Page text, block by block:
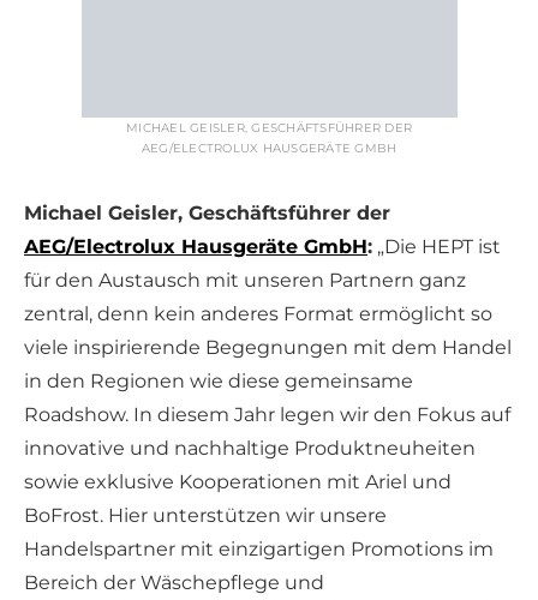
MICHAEL GEISLER, GESCHÄFTSFÜHRER DER
AEG/ELECTROLUX HAUSGERÄTE GMBH
Michael Geisler, Geschäftsführer der
AEG/Electrolux Hausgeräte GmbH: „Die HEPT ist
für den Austausch mit unseren Partnern ganz
zentral, denn kein anderes Format ermöglicht so
viele inspirierende Begegnungen mit dem Handel
in den Regionen wie diese gemeinsame
Roadshow. In diesem Jahr legen wir den Fokus auf
innovative und nachhaltige Produktneuheiten
sowie exklusive Kooperationen mit Ariel und
BoFrost. Hier unterstützen wir unsere
Handelspartner mit einzigartigen Promotions im
Bereich der Wäschepflege und